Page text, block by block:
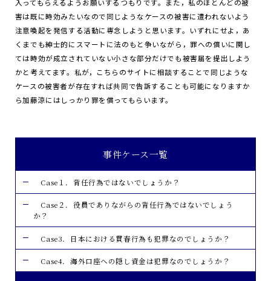
入ってもらえるようお願いするつもりです。また，私のほとんどの被
害は既に時効みたいなので同じようなケースの被害に遭われないよう
注意喚起を発信する活動に専念しようと思います。いずれにせよ，あ
くまでも紳士的にスマートに法のもと争いながら，罪への償いに関し
ては時効が成立されていない小さな部分だけでも被害届を提出しよう
かと考えてます。私が，こちらのサイトに相談することで同じような
ケースの被害者が存在すれば共同で告訴することも可能になりますか
ら加藤涼にはしっかり罪を償ってもらいます。
事件ケース一覧
Case１．背任行為ではないでしょうか？
Case２．役員でありながらの背任行為ではないでしょう
か？
Case3．日本における買春行為も犯罪なのでしょうか？
Case4．海外口座への隠し資金は犯罪なのでしょうか？